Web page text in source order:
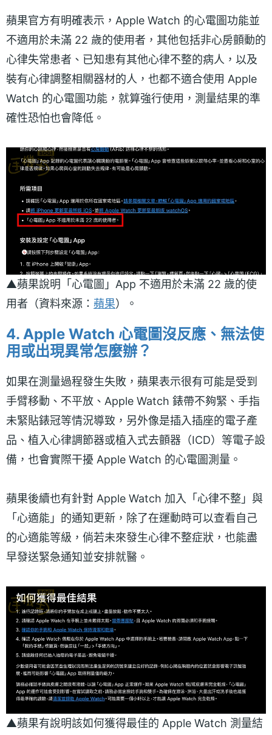
蘋果官方有明確表示，Apple Watch 的心電圖功能並
不適用於未滿 22 歲的使用者，其他包括非心房顫動的
心律失常患者、已知患有其他心律不整的病人，以及
裝有心律調整相關器材的人，也都不適合使用 Apple
Watch 的心電圖功能，就算強行使用，測量結果的準
確性恐怕也會降低。
▲蘋果說明「心電圖」App 不適用於未滿 22 歲的使
用者（資料來源： 蘋果）。
4. Apple Watch 心電圖沒反應 、 無法使
用或出現異常怎麼辦？
如果在測量過程發生失敗，蘋果表示很有可能是受到
手臂移動、不平放、Apple Watch 錶帶不夠緊、手指
未緊貼錶冠等情況導致，另外像是插入插座的電子產
品、植入心律調節器或植入式去顫器（ICD）等電子設
備，也會實際干擾 Apple Watch 的心電圖測量。
蘋果後續也有針對 Apple Watch 加入「心律不整」與
「心適能」的通知更新，除了在運動時可以查看自己
的心適能等級，倘若未來發生心律不整症狀，也能盡
早發送緊急通知並安排就醫。
▲蘋果有說明該如何獲得最佳的 Apple Watch 測量結